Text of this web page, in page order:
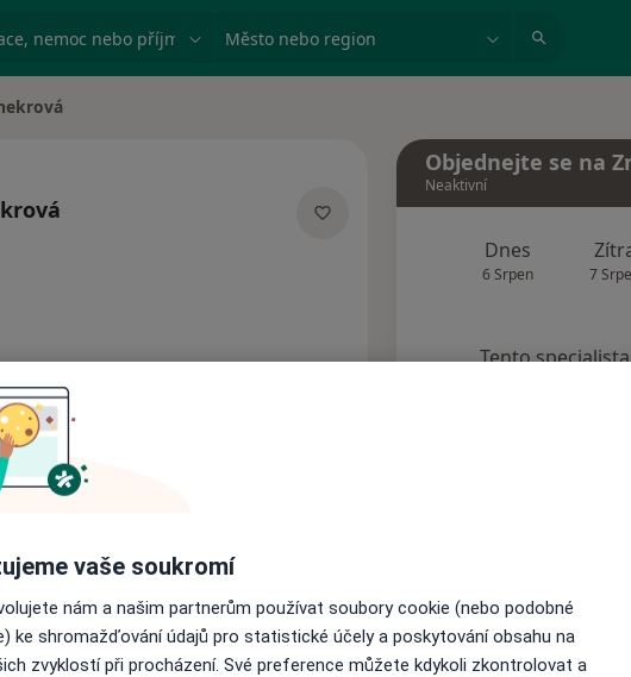
nemoc nebo příjmení Město nebo region
nejsou k dispozici
informace o svých službách.
Objednejte se na
Neaktivní
Dnes
6 Srpen 7
Tento
vaše soukromí
nám a našim partnerům používat soubory cookie (nebo podobné
ke shromažďování údajů pro statistické účely a poskytování obsahu na
zvyklostí při procházení. Své preference můžete kdykoli zkontrolovat a